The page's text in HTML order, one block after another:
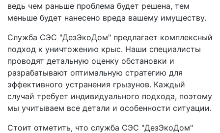
ведь чем раньше проблема будет решена, тем
меньше будет нанесено вреда вашему имуществу.
Служба СЭС "ДезЭкоДом" предлагает комплексный
подход к уничтожению крыс. Наши специалисты
проводят детальную оценку обстановки и
разрабатывают оптимальную стратегию для
эффективного устранения грызунов. Каждый
случай требует индивидуального подхода, поэтому
мы учитываем все детали и особенности ситуации.
Стоит отметить, что служба СЭС "ДезЭкоДом"